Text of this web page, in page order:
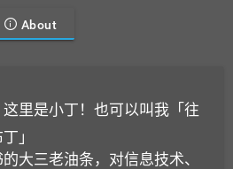
About
里是小丁！也可以叫我「往
」
大三老油条，对信息技术、